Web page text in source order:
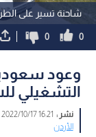
شاحنة تسير على
0
0
وعود
التشغيلي
نشر : 16:21 2022/10/17
الأردن